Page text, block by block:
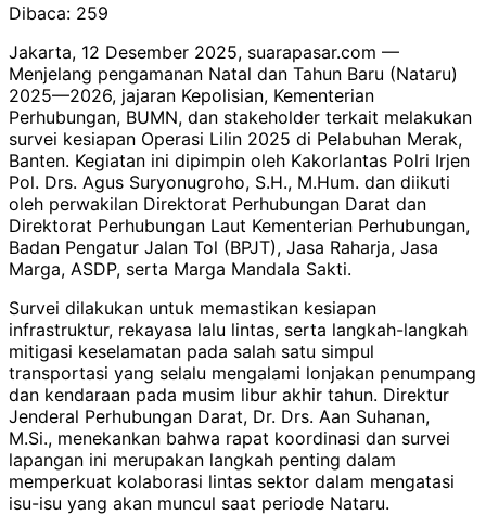
Dibaca: 259
Jakarta, 12 Desember 2025, suarapasar.com —
Menjelang pengamanan Natal dan Tahun Baru (Nataru)
2025—2026, jajaran Kepolisian, Kementerian
Perhubungan, BUMN, dan stakeholder terkait melakukan
survei kesiapan Operasi Lilin 2025 di Pelabuhan Merak,
Banten. Kegiatan ini dipimpin oleh Kakorlantas Polri Irjen
Pol. Drs. Agus Suryonugroho, S.H., M.Hum. dan diikuti
oleh perwakilan Direktorat Perhubungan Darat dan
Direktorat Perhubungan Laut Kementerian Perhubungan,
Badan Pengatur Jalan Tol (BPJT), Jasa Raharja, Jasa
Marga, ASDP, serta Marga Mandala Sakti.
Survei dilakukan untuk memastikan kesiapan
infrastruktur, rekayasa lalu lintas, serta langkah-langkah
mitigasi keselamatan pada salah satu simpul
transportasi yang selalu mengalami lonjakan penumpang
dan kendaraan pada musim libur akhir tahun. Direktur
Jenderal Perhubungan Darat, Dr. Drs. Aan Suhanan,
M.Si., menekankan bahwa rapat koordinasi dan survei
lapangan ini merupakan langkah penting dalam
memperkuat kolaborasi lintas sektor dalam mengatasi
isu-isu yang akan muncul saat periode Nataru.